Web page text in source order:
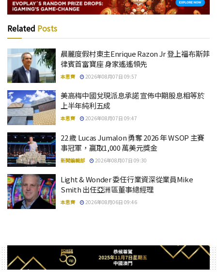
Related Posts
晨麗度假村東主Enrique Razon Jr 登上福布斯菲
律賓首富寶座 身家遙遙領先
本思齊 2026年08月07日 09:57
美高梅中國兌現派息承諾 宣佈中期股息相等於
上半年純利五成
本思齊 2026年08月07日 09:47
22 歲 Lucas Jumalon 勇奪 2026 年 WSOP 主賽
事冠軍，贏取1,000 萬美元獎金
新聞編輯部 2026年08月07日 09:30
Light & Wonder 委任行業資深從業員Mike
Smith 出任亞洲區董事總經理
本思齊 2026年08月06日 09:46